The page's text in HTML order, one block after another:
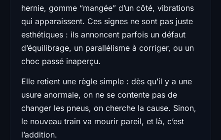
hernie, gomme “mangée” d’un côté, vibrations
qui apparaissent. Ces signes ne sont pas juste
esthétiques : ils annoncent parfois un défaut
d’équilibrage, un parallélisme à corriger, ou un
choc passé inaperçu.
Elle retient une règle simple : dès qu’il y a une
usure anormale, on ne se contente pas de
changer les pneus, on cherche la cause. Sinon,
le nouveau train va mourir pareil, et là, c’est
l’addition.